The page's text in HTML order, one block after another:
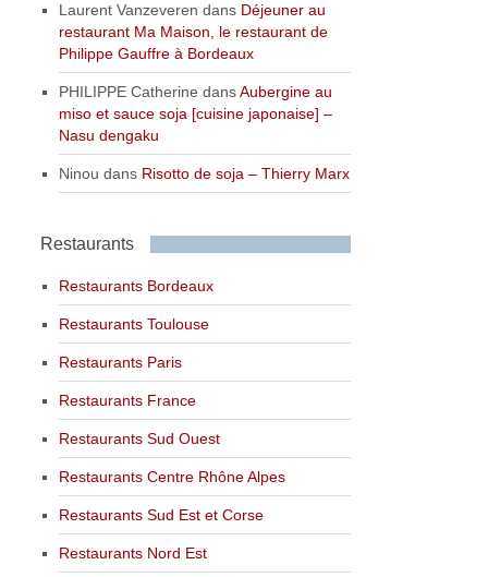
Laurent Vanzeveren dans Déjeuner au
restaurant Ma Maison, le restaurant de
Philippe Gauffre à Bordeaux
PHILIPPE Catherine dansAubergine au
miso et sauce soja [cuisine japonaise] –
Nasu dengaku
Ninou dans Risotto de soja – Thierry Marx
Restaurants
Restaurants Bordeaux
Restaurants Toulouse
Restaurants Paris
Restaurants France
Restaurants Sud Ouest
Restaurants Centre Rhône Alpes
Restaurants Sud Est et Corse
Restaurants Nord Est